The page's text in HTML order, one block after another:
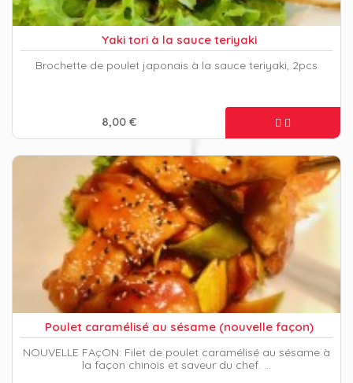
Yaki tori à la sauce teriyaki
Brochette de poulet japonais à la sauce teriyaki, 2pcs
8,00 €
Poulet caramélisé au sésame (nouvelle façon)
NOUVELLE FAçON: Filet de poulet caramélisé au sésame à
la façon chinois et saveur du chef. …